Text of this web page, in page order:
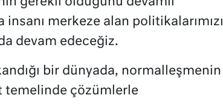
merkeze alan politikalarımızı
devam edeceğiz.
bir dünyada, normalleşmenin
temelinde çözümlerle